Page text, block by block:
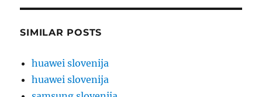
SIMILAR POSTS
huawei slovenija
huawei slovenija